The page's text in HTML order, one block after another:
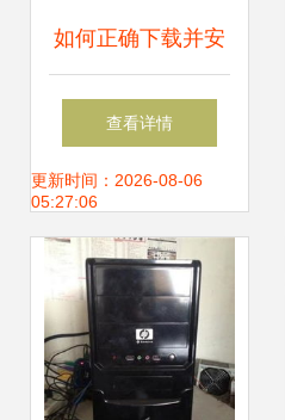
如何正确下载并安
装电脑软件，降低
风险隐患
查看详情
更新时间：2026-08-06
05:27:06